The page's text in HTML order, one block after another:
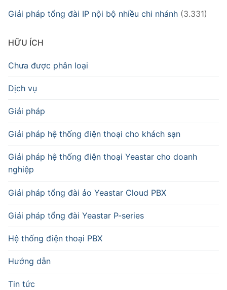
Giải pháp tổng đài IP nội bộ nhiều chi nhánh (3.331)
HỮU ÍCH
Chưa được phân loại
Dịch vụ
Giải pháp
Giải pháp hệ thống điện thoại cho khách sạn
Giải pháp hệ thống điện thoại Yeastar cho doanh
nghiệp
Giải pháp tổng đài ảo Yeastar Cloud PBX
Giải pháp tổng đài Yeastar P-series
Hệ thống điện thoại PBX
Hướng dẫn
Tin tức